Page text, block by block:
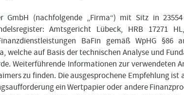
GmbH (nachfolgende „Firma“) mit Sitz in
Amtsgericht Lübeck, HRB 17271
BaFin gemäß WpHG §86
welche auf Basis der technischen Analyse und
Weiterführende Informationen zur verwendeten
zu finden. Die ausgesprochene Empfehlung
ein Wertpapier oder andere